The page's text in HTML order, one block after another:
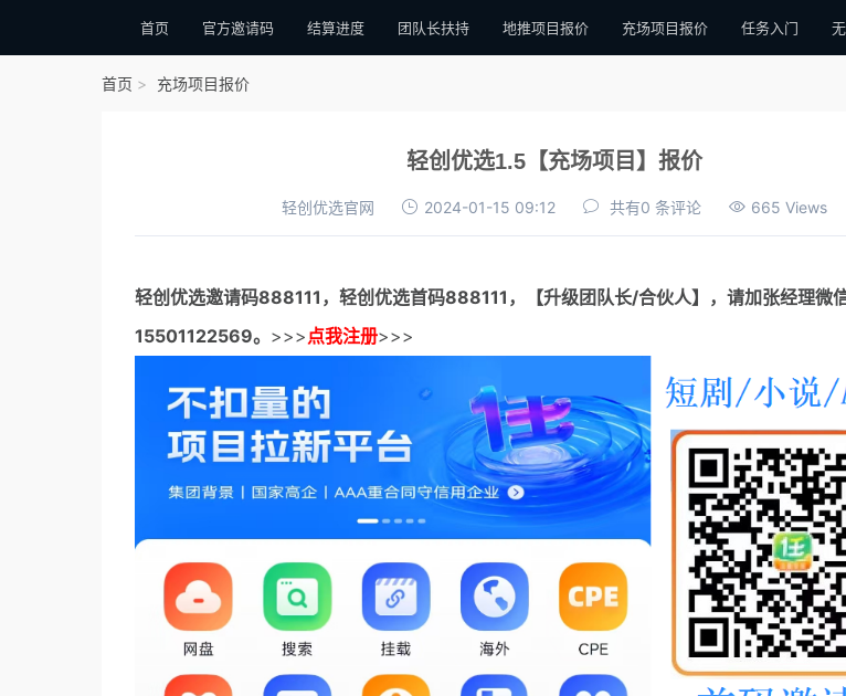
首页 官方邀请码 结算进度 团队长扶持 地推项目报价 充场项目报价 任务入门
首页 充场项目报价
轻创优选1.5【充场项目】报价
轻创优选官网 2024-01-15 09:12 共有0 条评论 665 Views
轻创优选邀请码888111， 轻创优选首码888111，【升级团队长/合伙人】，请加张经理微
15501122569。 >>>点我注册>>>